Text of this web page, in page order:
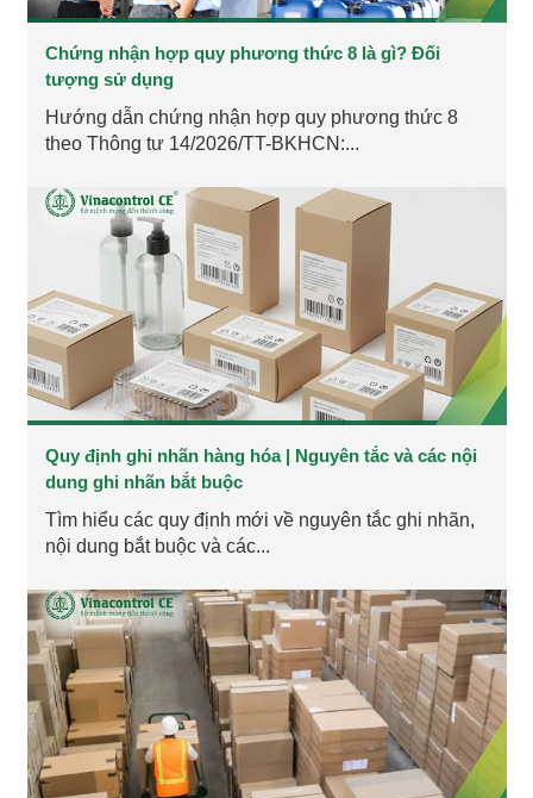
Chứng nhận hợp quy phương thức 8 là gì? Đối
tượng sử dụng
Hướng dẫn chứng nhận hợp quy phương thức 8
theo Thông tư 14/2026/TT-BKHCN:...
Quy định ghi nhãn hàng hóa | Nguyên tắc và các nội
dung ghi nhãn bắt buộc
Tìm hiểu các quy định mới về nguyên tắc ghi nhãn,
nội dung bắt buộc và các...